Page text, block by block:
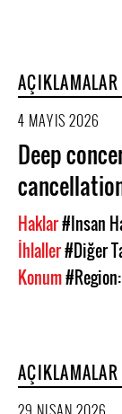
AÇIKLAMALAR
4 MAYIS 2026
Deep
Haklar#Insan
İhlaller#Diğer
Konum
AÇIKLAMALAR